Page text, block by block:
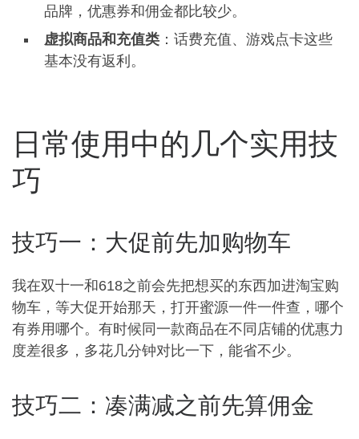
品牌，优惠券和佣金都比较少。
虚拟商品和充值类 ：话费充值、游戏点卡这些
基本没有返利。
日常使用中的几个实用技
巧
技巧一：大促前先加购物车
我在双十一和618之前会先把想买的东西加进淘宝购
物车，等大促开始那天，打开蜜源一件一件查，哪个
有券用哪个。有时候同一款商品在不同店铺的优惠力
度差很多，多花几分钟对比一下，能省不少。
技巧二：凑满减之前先算佣金